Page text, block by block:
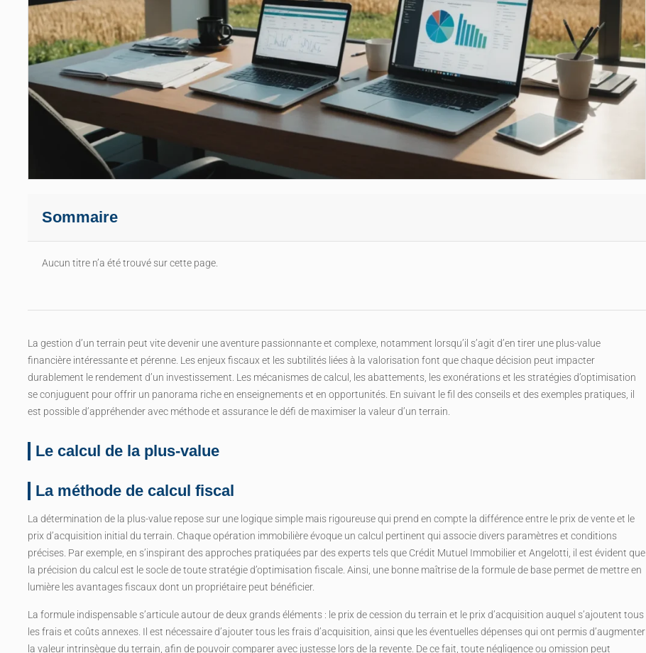
Sommaire
Aucun titre n’a été trouvé sur cette page.
La gestion d’un terrain peut vite devenir une aventure passionnante et complexe, notamment lorsqu’il s’agit d’en tirer une plus-value
financière intéressante et pérenne. Les enjeux fiscaux et les subtilités liées à la valorisation font que chaque décision peut impacter
durablement le rendement d’un investissement. Les mécanismes de calcul, les abattements, les exonérations et les stratégies d’optimisation
se conjuguent pour offrir un panorama riche en enseignements et en opportunités. En suivant le fil des conseils et des exemples pratiques, il
est possible d’appréhender avec méthode et assurance le défi de maximiser la valeur d’un terrain.
Le calcul de la plus-value
La méthode de calcul fiscal
La détermination de la plus-value repose sur une logique simple mais rigoureuse qui prend en compte la différence entre le prix de vente et le
prix d’acquisition initial du terrain. Chaque opération immobilière évoque un calcul pertinent qui associe divers paramètres et conditions
précises. Par exemple, en s’inspirant des approches pratiquées par des experts tels que Crédit Mutuel Immobilier et Angelotti, il est évident que
la précision du calcul est le socle de toute stratégie d’optimisation fiscale. Ainsi, une bonne maîtrise de la formule de base permet de mettre en
lumière les avantages fiscaux dont un propriétaire peut bénéficier.
La formule indispensable s’articule autour de deux grands éléments : le prix de cession du terrain et le prix d’acquisition auquel s’ajoutent tous
les frais et coûts annexes. Il est nécessaire d’ajouter tous les frais d’acquisition, ainsi que les éventuelles dépenses qui ont permis d’augmenter
la valeur intrinsèque du terrain, afin de pouvoir comparer avec justesse lors de la revente. De ce fait, toute négligence ou omission peut